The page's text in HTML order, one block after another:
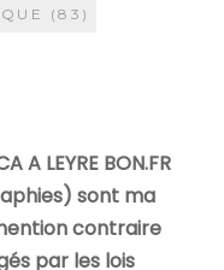
(83)
A LEYRE BON.FR
sont ma
contraire
par les lois